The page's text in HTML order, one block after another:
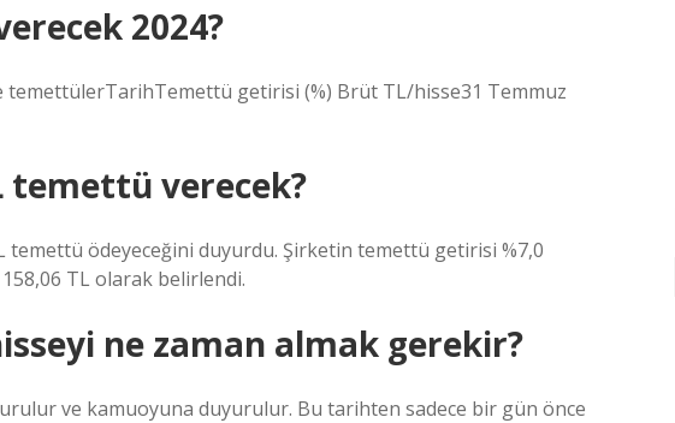
2024?
temettülerTarihTemettü getirisi (%) Brüt TL/hisse31 Temmuz
temettü verecek?
temettü ödeyeceğini duyurdu. Şirketin temettü getirisi %7,0
TL olarak belirlendi.
ne zaman almak gerekir?
ve kamuoyuna duyurulur. Bu tarihten sadece bir gün önce